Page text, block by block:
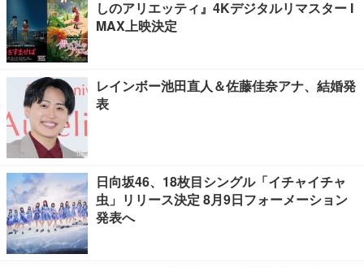
しのアリエッティ』4Kデジタルリマスター I
MAX上映決定
レインボー池田直人＆佐藤佳奈アナ、結婚発
表
日向坂46、18枚目シングル「イチャイチャ
虫」リリース決定 8月9日フォーメーション
発表へ